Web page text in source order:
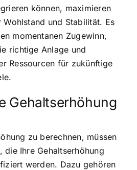
können, maximieren
Wohlstand und Stabilität. Es
momentanen Zugewinn,
richtige Anlage und
Ressourcen für zukünftige
Gehaltserhöhung
zu berechnen, müssen
die Ihre Gehaltserhöhung
werden. Dazu gehören